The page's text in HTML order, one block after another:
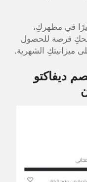
في مظهركِ،
فرصة للحصول
ميزانيتكِ الشهرية.
ديفاكتو